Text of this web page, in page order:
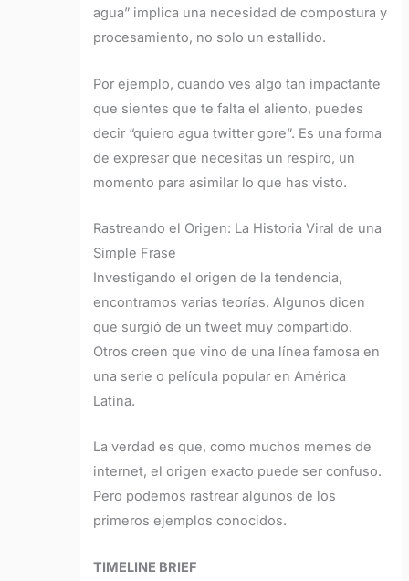
agua” implica una necesidad de compostura y
procesamiento, no solo un estallido.
Por ejemplo, cuando ves algo tan impactante
que sientes que te falta el aliento, puedes
decir “quiero agua twitter gore”. Es una forma
de expresar que necesitas un respiro, un
momento para asimilar lo que has visto.
Rastreando el Origen: La Historia Viral de una
Simple Frase
Investigando el origen de la tendencia,
encontramos varias teorías. Algunos dicen
que surgió de un tweet muy compartido.
Otros creen que vino de una línea famosa en
una serie o película popular en América
Latina.
La verdad es que, como muchos memes de
internet, el origen exacto puede ser confuso.
Pero podemos rastrear algunos de los
primeros ejemplos conocidos.
TIMELINE BRIEF